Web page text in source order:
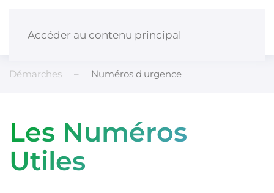
Accéder au contenu principal
Démarches Numéros d'urgence
Les Numéros
Utiles